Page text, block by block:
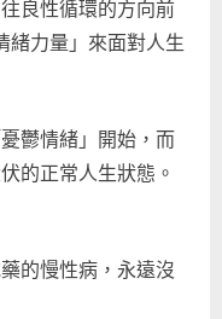
良性循環的方向前
緒力量」來面對人生
鬱情緒」開始，而
的正常人生狀態。
的慢性病，永遠沒